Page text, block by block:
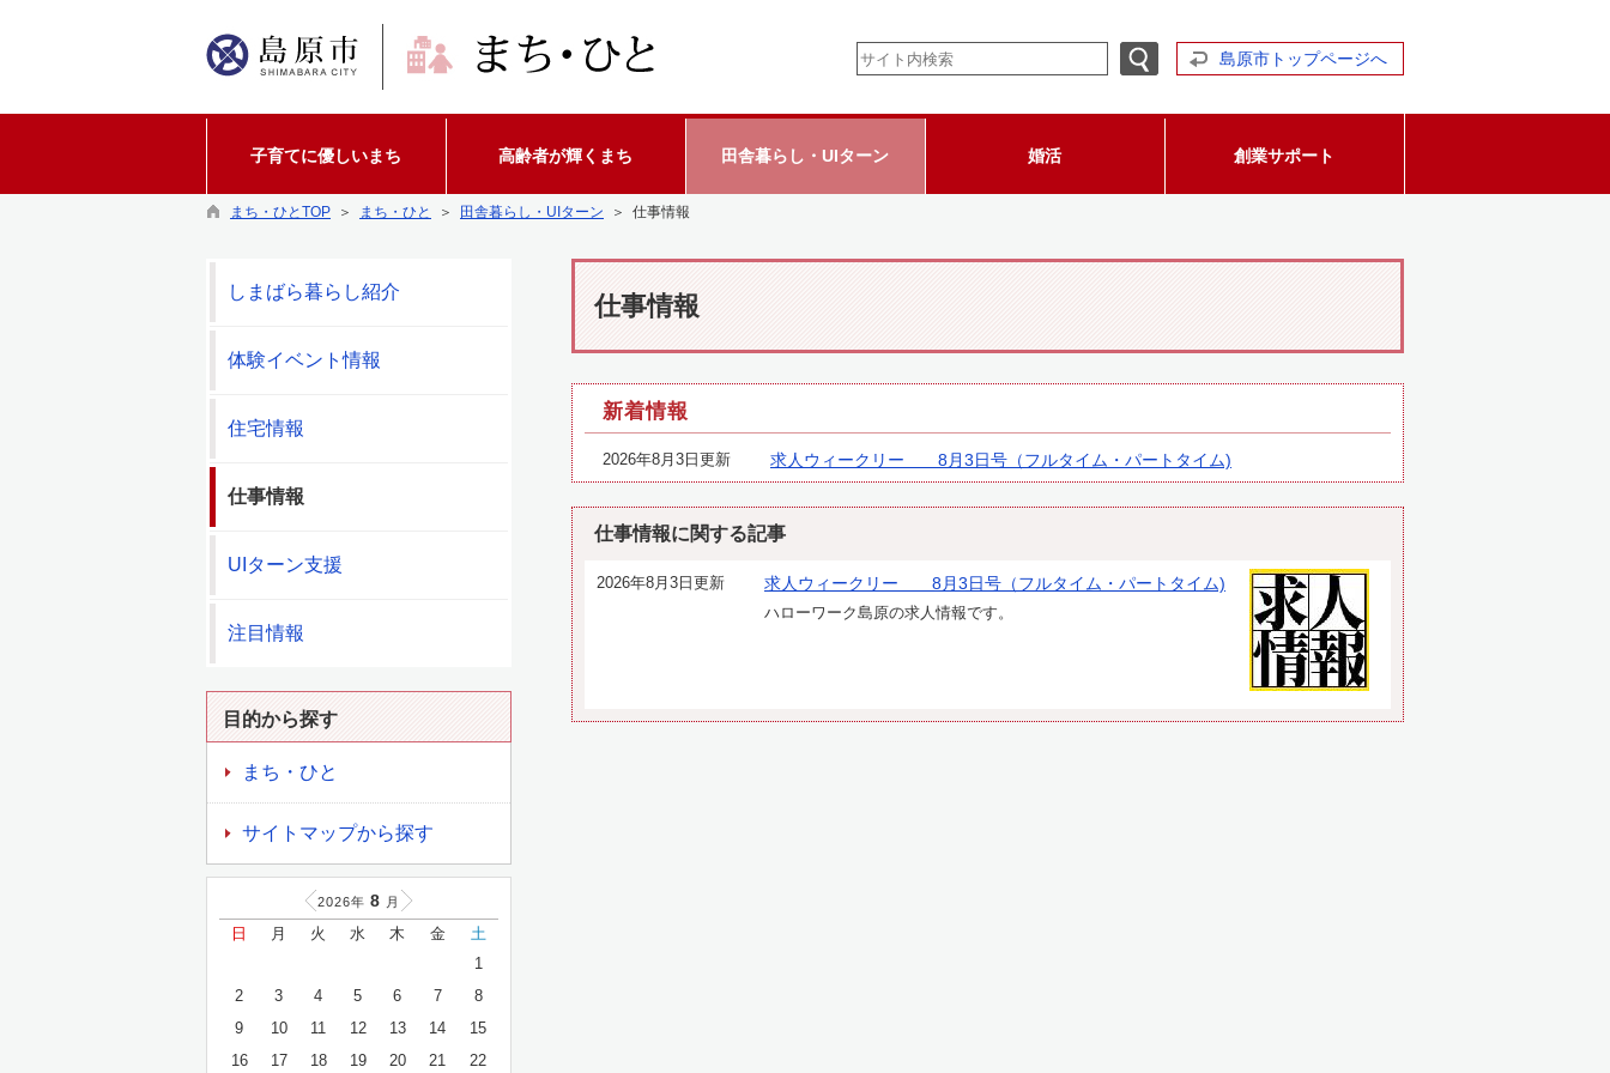
島原市トップページへ
子育てに優しいまち 高齢者が輝くまち 田舎暮らし・UIターン 婚活 創業サポート
まち・ひとTOP ＞ まち・ひと ＞ 田舎暮らし・UIターン ＞ 仕事情報
仕事情報
新着情報
2026年8月3日更新 求人ウィークリー 8月3日号（フルタイム・パートタイム)
仕事情報に関する記事
2026年8月3日更新 求人ウィークリー 8月3日号（フルタイム・パートタイム)
ハローワーク島原の求人情報です。
しまばら暮らし紹介
体験イベント情報
住宅情報
仕事情報
UIターン支援
注目情報
目的から探す
まち・ひと
サイトマップから探す
2026年 8 月
日 月 火 水 木 金
土
1
2
3 4 5 6 7
8
9
10 11 12 13 14
15
16
17 18 19 20 21 22